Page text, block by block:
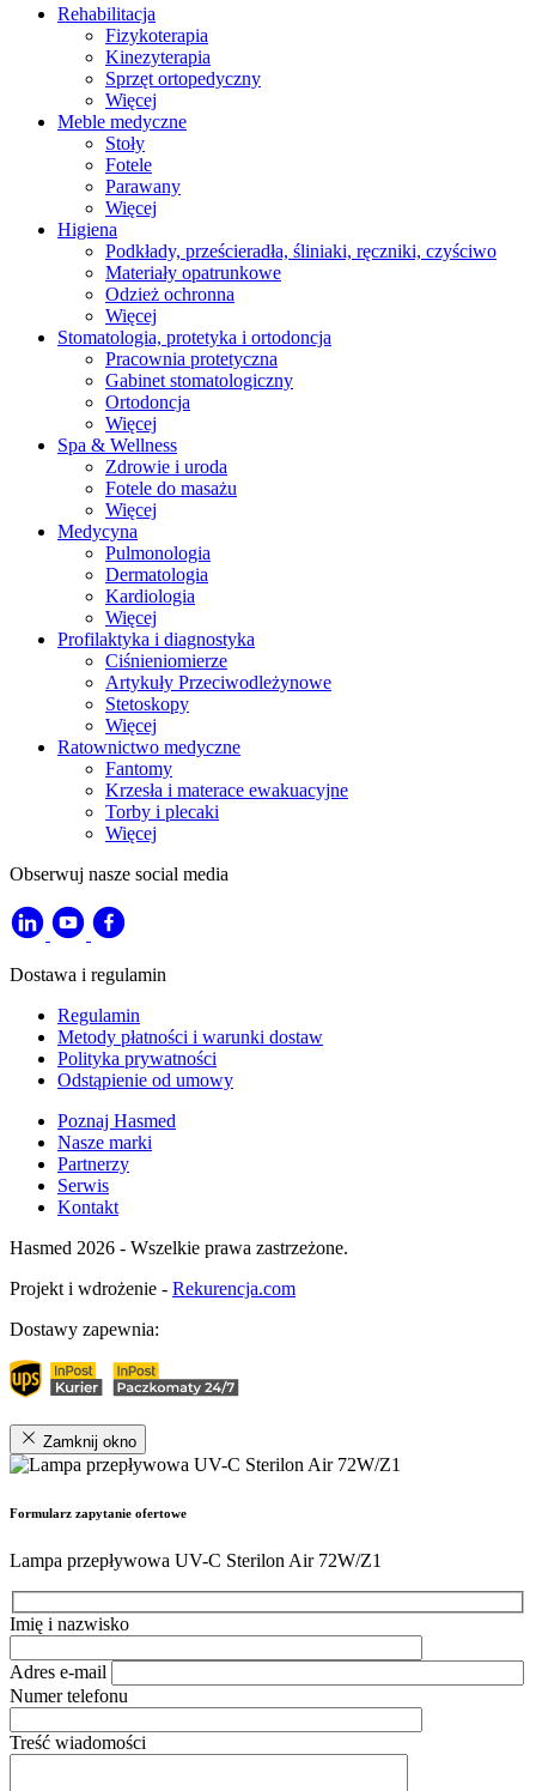
Rehabilitacja
Fizykoterapia
Kinezyterapia
Sprzęt ortopedyczny
Więcej
Meble medyczne
Stoły
Fotele
Parawany
Więcej
Higiena
Podkłady, prześcieradła, śliniaki, ręczniki, czyściwo
Materiały opatrunkowe
Odzież ochronna
Więcej
Stomatologia, protetyka i ortodoncja
Pracownia protetyczna
Gabinet stomatologiczny
Ortodoncja
Więcej
Spa & Wellness
Zdrowie i uroda
Fotele do masażu
Więcej
Medycyna
Pulmonologia
Dermatologia
Kardiologia
Więcej
Profilaktyka i diagnostyka
Ciśnieniomierze
Artykuły Przeciwodleżynowe
Stetoskopy
Więcej
Ratownictwo medyczne
Fantomy
Krzesła i materace ewakuacyjne
Torby i plecaki
Więcej
Obserwuj nasze social media
Dostawa i regulamin
Regulamin
Metody płatności i warunki dostaw
Polityka prywatności
Odstąpienie od umowy
Poznaj Hasmed
Nasze marki
Partnerzy
Serwis
Kontakt
Hasmed 2026 - Wszelkie prawa zastrzeżone.
Projekt i wdrożenie - Rekurencja.com
Dostawy zapewnia:
Zamknij okno
Formularz zapytanie ofertowe
Lampa przepływowa UV-C Sterilon Air 72W/Z1
Imię i nazwisko
Adres e-mail
Numer telefonu
Treść wiadomości